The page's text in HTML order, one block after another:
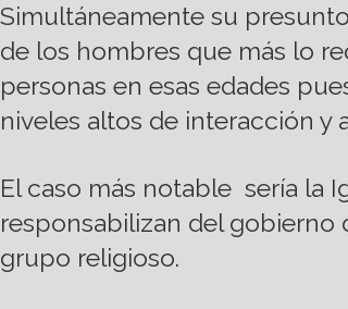
Simultáneamente su
de los hombres que más lo
personas en esas edades
niveles altos de interacción y
El caso más notable sería la
responsabilizan del gobierno
grupo religioso.